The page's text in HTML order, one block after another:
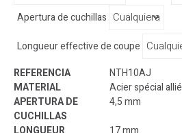
Apertura de cuchillas
Longueur effective de coupe
NTH10AJ
Acier spécial allié
4,5 mm